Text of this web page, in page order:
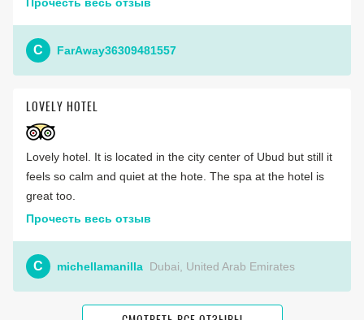
Прочесть весь отзыв
C FarAway36309481557
LOVELY HOTEL
Lovely hotel. It is located in the city center of Ubud but still it
feels so calm and quiet at the hote. The spa at the hotel is
great too.
Прочесть весь отзыв
C michellamanilla Dubai, United Arab Emirates